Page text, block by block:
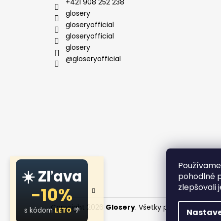
pohodlné
zlepšovali
☀️ Zľava
-10%
s kódomLETO🌴
glosery
gloseryofficial
gloseryofficial
glosery
@gloseryofficial
Copyright 2026 Glosery. Všetky práva vyhradené.